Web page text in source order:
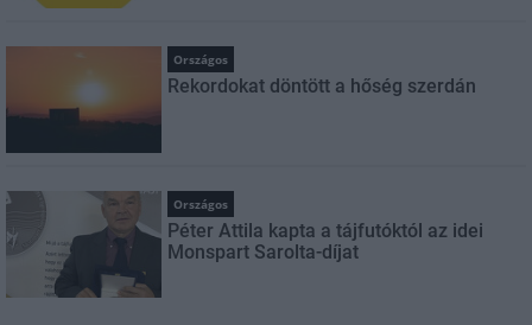
Országos
Rekordokat döntött a hőség szerdán
Országos
Péter Attila kapta a tájfutóktól az idei
Monspart Sarolta-díjat